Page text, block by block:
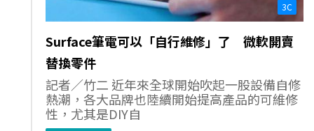
3C
Surface筆電可以「自行維修」了 微軟開賣
替換零件
記者／竹二 近年來全球開始吹起一股設備自修
熱潮，各大品牌也陸續開始提高產品的可維修
性，尤其是DIY自